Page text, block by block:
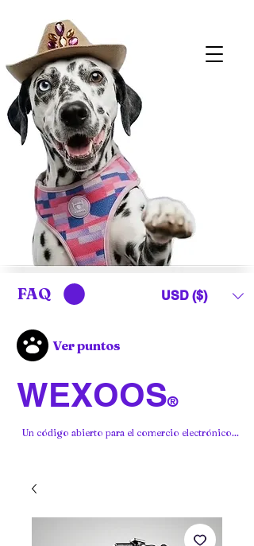
USD ($)
WEXOOS®
Ver puntos
Un código abierto para el comercio electrónico...
FAQ